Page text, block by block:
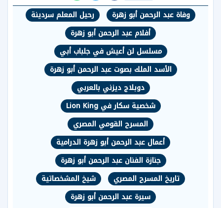
وفاة عبد الرحمن أبو زهرة
رحيل المعلم سردينة
أفلام عبد الرحمن أبو زهرة
مسلسل لن أعيش في جلباب أبي
الأسد الملك بصوت عبد الرحمن أبو زهرة
دوبلاج ديزني بالعربي
شخصية سكار في Lion King
المسرح القومي المصري
أعمال عبد الرحمن أبو زهرة الدرامية
جنازة الفنان عبد الرحمن أبو زهرة
تاريخ المسرح المصري
شيخ المشخصاتية
سيرة عبد الرحمن أبو زهرة